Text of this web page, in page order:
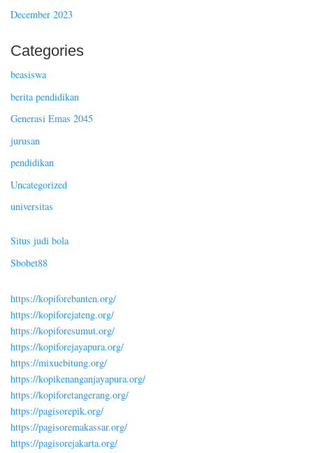
December 2023
Categories
beasiswa
berita pendidikan
Generasi Emas 2045
jurusan
pendidikan
Uncategorized
universitas
Situs judi bola
Sbobet88
https://kopiforebanten.org/
https://kopiforejateng.org/
https://kopiforesumut.org/
https://kopiforejayapura.org/
https://mixuebitung.org/
https://kopikenanganjayapura.org/
https://kopiforetangerang.org/
https://pagisorepik.org/
https://pagisoremakassar.org/
https://pagisorejakarta.org/